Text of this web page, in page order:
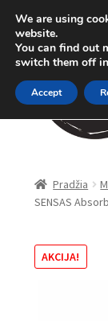
Pereiti
prie
meniu
Pereiti
prie
turinio
Karpinė
Dugninė
Pradžia
SENSAS
AKCIJA!
We are using
website.
You can find out
switch them off in
Accept